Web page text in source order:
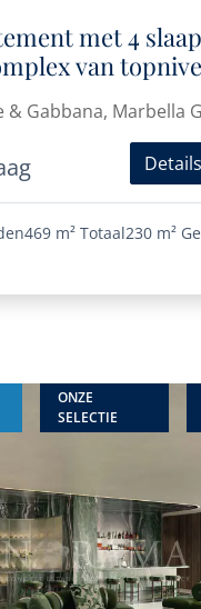
met 4
van
& Gabbana, Marbella
469 m² Totaal230 m²
ONZE
SELECTIE